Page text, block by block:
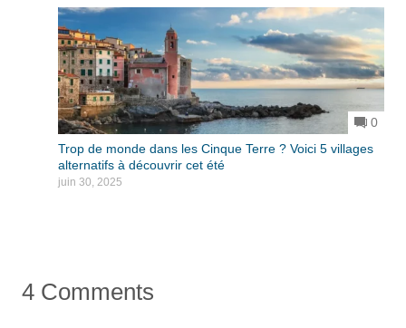
0
Trop de monde dans les Cinque Terre ? Voici 5 villages
alternatifs à découvrir cet été
juin 30, 2025
4 Comments